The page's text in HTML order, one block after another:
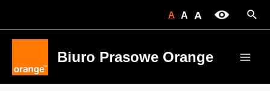
A A A
Biuro Prasowe Orange